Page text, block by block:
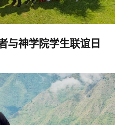
与神学院学生联谊日